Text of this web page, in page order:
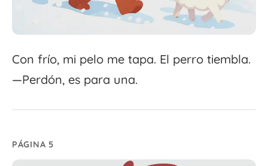
Con frío, mi pelo me tapa. El perro tiembla.
—Perdón, es para una.
PÁGINA 5